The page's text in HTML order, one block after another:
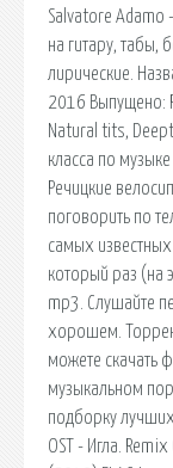
Salvatore Adamo
на гитару, табы,
лирические.
2016 Выпущено:
Natural tits,
класса по
Речицкие
поговорить по
самых
который раз (на
mp3. Слушайте
хорошем.
можете скачать
музыкальном
подборку
OST - Игла.